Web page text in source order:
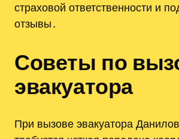
страховой ответственности и
отзывы․
Советы по
эвакуатора
При вызове эвакуатора